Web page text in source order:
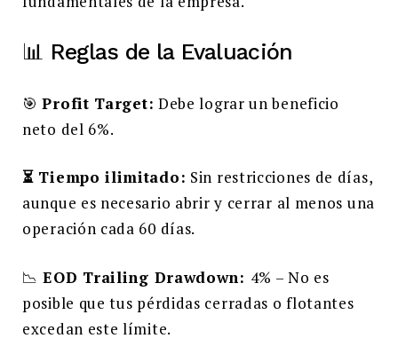
📊 Reglas de la Evaluación
🎯Profit Target: Debe lograr un beneficio
neto del 6%.
⏳ Tiempo ilimitado: Sin restricciones de días,
aunque es necesario abrir y cerrar al menos una
operación cada 60 días.
📉 EOD Trailing Drawdown: 4% – No es
posible que tus pérdidas cerradas o flotantes
excedan este límite.